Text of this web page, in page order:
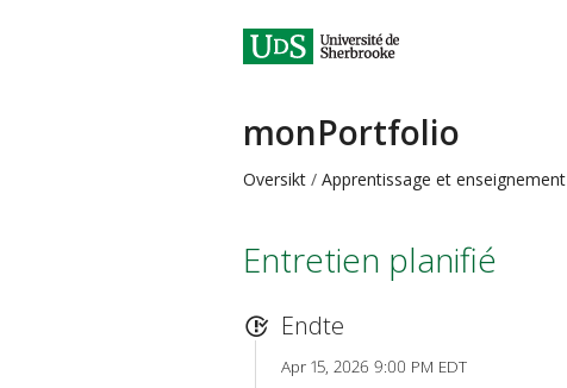
monPortfolio
Oversikt Apprentissage et enseignement
Entretien planifié
Endte
Apr 15, 2026 9:00 PM EDT